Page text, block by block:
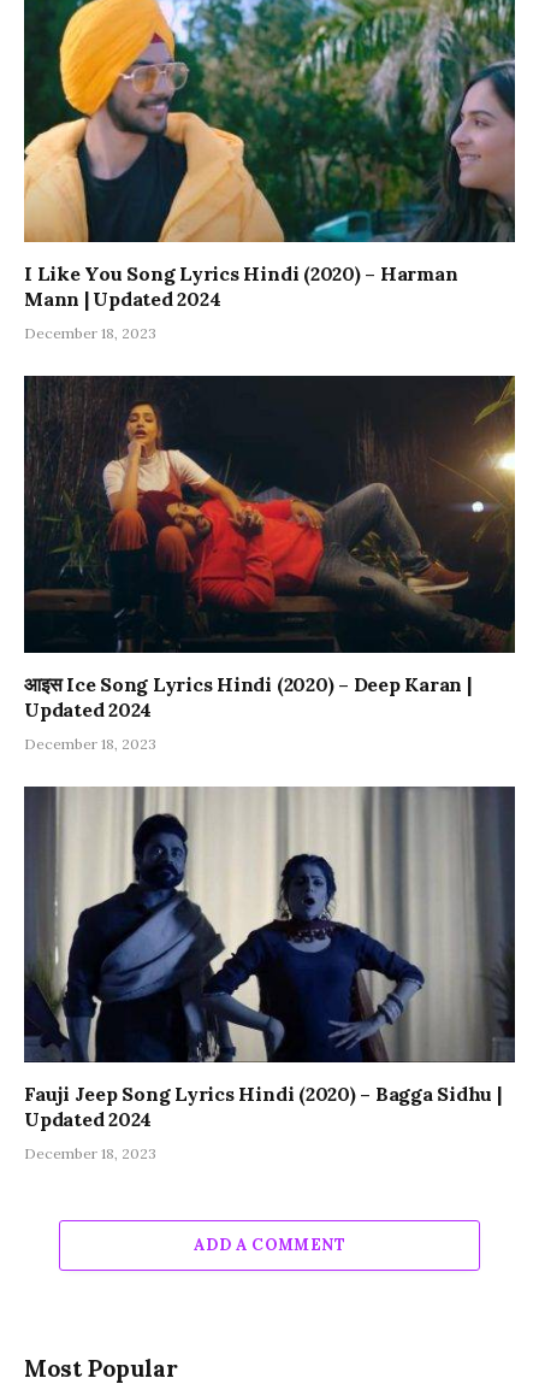
I Like You Song Lyrics Hindi (2020) – Harman
Mann | Updated 2024
December 18, 2023
आइस Ice Song Lyrics Hindi (2020) – Deep Karan |
Updated 2024
December 18, 2023
Fauji Jeep Song Lyrics Hindi (2020) – Bagga Sidhu |
Updated 2024
December 18, 2023
ADD A COMMENT
Most Popular